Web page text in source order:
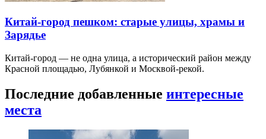
Китай-город пешком: старые улицы, храмы и
Зарядье
Китай-город — не одна улица, а исторический район между
Красной площадью, Лубянкой и Москвой-рекой.
Последние добавленные интересные
места